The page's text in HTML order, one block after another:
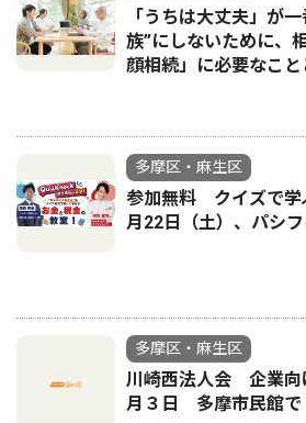
「うちは大丈夫」が
族”にしないために、
顔相続」に必要なこと
多摩区・麻生区
参加無料 クイズで
月22日（土）、パシ
多摩区・麻生区
川崎西法人会 企業
月３日 多摩市民館で